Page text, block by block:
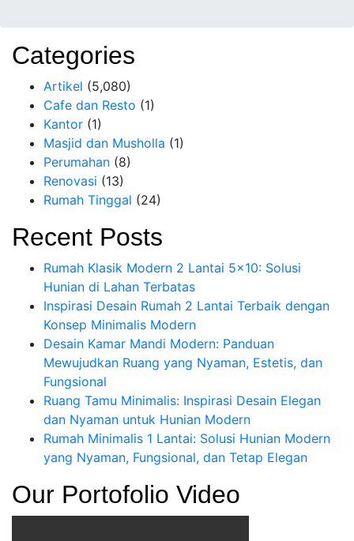
Categories
Artikel (5,080)
Cafe dan Resto (1)
Kantor (1)
Masjid dan Musholla (1)
Perumahan (8)
Renovasi (13)
Rumah Tinggal (24)
Recent Posts
Rumah Klasik Modern 2 Lantai 5×10: Solusi
Hunian di Lahan Terbatas
Inspirasi Desain Rumah 2 Lantai Terbaik dengan
Konsep Minimalis Modern
Desain Kamar Mandi Modern: Panduan
Mewujudkan Ruang yang Nyaman, Estetis, dan
Fungsional
Ruang Tamu Minimalis: Inspirasi Desain Elegan
dan Nyaman untuk Hunian Modern
Rumah Minimalis 1 Lantai: Solusi Hunian Modern
yang Nyaman, Fungsional, dan Tetap Elegan
Our Portofolio Video